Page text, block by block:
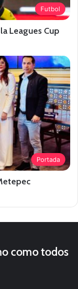
Futbol
Leagues Cup
Portada
como todos